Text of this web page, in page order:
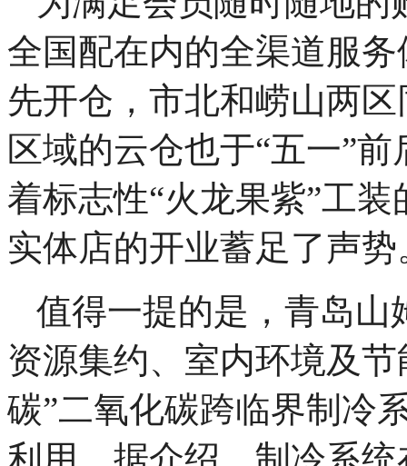
全国配在内的全渠道服
先开仓，市北和崂山两
区域的云仓也于“五一”
着标志性“火龙果紫”工
实体店的开业蓄足了声势
值得一提的是，青岛山
资源集约、室内环境及
碳”二氧化碳跨临界制冷
利用。据介绍，制冷系